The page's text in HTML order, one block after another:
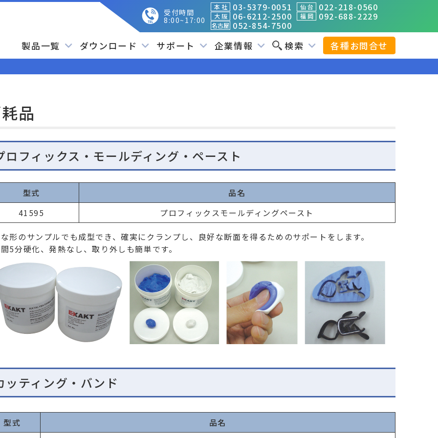
受付時間
8:00~17:00
本 社 03-5379-0051 仙 台 022-218-0560
大 阪 06-6212-2500 福 岡 092-688-2229
名古屋 052-854-7500
製品一覧 ダウンロード サポート 企業情報 検索 各種お問合せ
品
ロフィックス・モールディング・ペースト
型式
品名
41595
プロフィックスモールディングペースト
形のサンプルでも成型でき、確実にクランプし、良好な断面を得るためのサポートをします。
5分硬化、発熱なし、取り外しも簡単です。
ッティング・バンド
型式
品名